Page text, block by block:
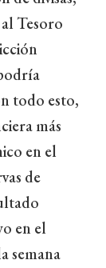
Tesoro
todo esto,
más
en el
de
en el
semana